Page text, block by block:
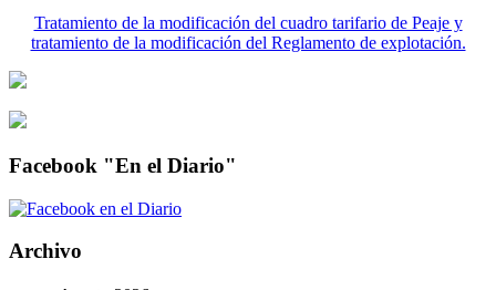
Tratamiento de la modificación del cuadro tarifario de Peaje y
tratamiento de la modificación del Reglamento de explotación.
Facebook "En el Diario"
Archivo